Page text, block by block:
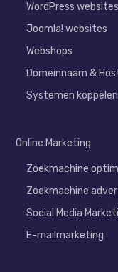
WordPress websites
Joomla! websites
Webshops
Domeinnaam &
Systemen koppelen
Online Marketing
Zoekmachine
Zoekmachine
Social Media
E-mailmarketing